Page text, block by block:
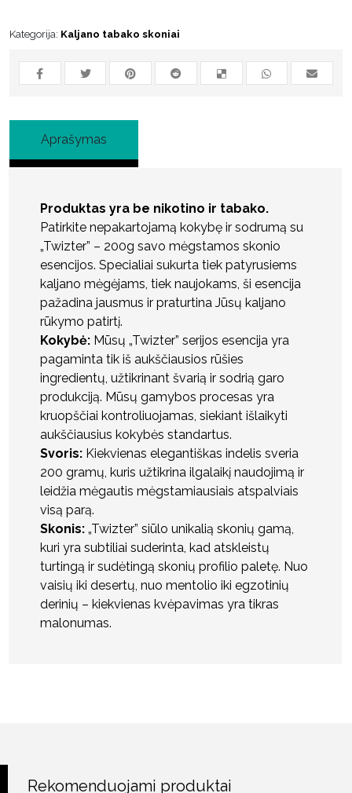
Kategorija: Kaljano tabako skoniai
Aprašymas
Produktas yra be nikotino ir tabako.
Patirkite nepakartojamą kokybę ir sodrumą su
„Twizter” – 200g savo mėgstamos skonio
esencijos. Specialiai sukurta tiek patyrusiems
kaljano mėgėjams, tiek naujokams, ši esencija
pažadina jausmus ir praturtina Jūsų kaljano
rūkymo patirtį.
Kokybė: Mūsų „Twizter” serijos esencija yra
pagaminta tik iš aukščiausios rūšies
ingredientų, užtikrinant švarią ir sodrią garo
produkciją. Mūsų gamybos procesas yra
kruopščiai kontroliuojamas, siekiant išlaikyti
aukščiausius kokybės standartus.
Svoris: Kiekvienas elegantiškas indelis sveria
200 gramų, kuris užtikrina ilgalaikį naudojimą ir
leidžia mėgautis mėgstamiausiais atspalviais
visą parą.
Skonis: „Twizter” siūlo unikalią skonių gamą,
kuri yra subtiliai suderinta, kad atskleistų
turtingą ir sudėtingą skonių profilio paletę. Nuo
vaisių iki desertų, nuo mentolio iki egzotinių
derinių – kiekvienas kvėpavimas yra tikras
malonumas.
Rekomenduojami produktai